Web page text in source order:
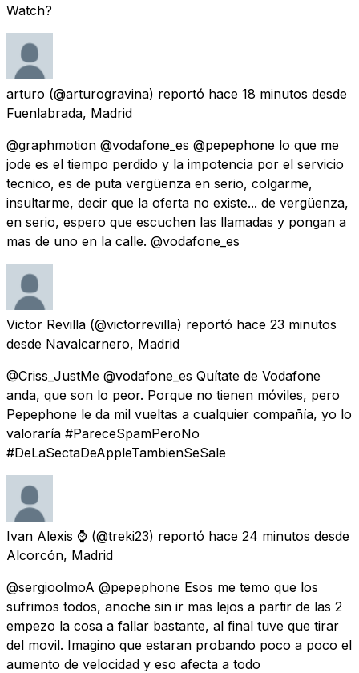
Watch?
arturo (@arturogravina) reportó hace 18 minutos desde
Fuenlabrada, Madrid
@graphmotion @vodafone_es @pepephone lo que me
jode es el tiempo perdido y la impotencia por el servicio
tecnico, es de puta vergüenza en serio, colgarme,
insultarme, decir que la oferta no existe... de vergüenza,
en serio, espero que escuchen las llamadas y pongan a
mas de uno en la calle. @vodafone_es
Victor Revilla (@victorrevilla) reportó hace 23 minutos
desde Navalcarnero, Madrid
@Criss_JustMe @vodafone_es Quítate de Vodafone
anda, que son lo peor. Porque no tienen móviles, pero
Pepephone le da mil vueltas a cualquier compañía, yo lo
valoraría #PareceSpamPeroNo
#DeLaSectaDeAppleTambienSeSale
Ivan Alexis ⌚️ (@treki23) reportó hace 24 minutos desde
Alcorcón, Madrid
@sergioolmoA @pepephone Esos me temo que los
sufrimos todos, anoche sin ir mas lejos a partir de las 2
empezo la cosa a fallar bastante, al final tuve que tirar
del movil. Imagino que estaran probando poco a poco el
aumento de velocidad y eso afecta a todo